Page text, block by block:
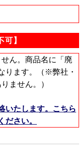
】
ん。商品名に「廃
ります。（※弊社・
ません。）
いたします。こちら
ださい。